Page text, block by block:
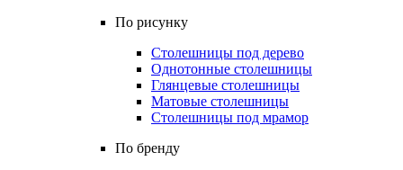
По рисунку
Столешницы под дерево
Однотонные столешницы
Глянцевые столешницы
Матовые столешницы
Столешницы под мрамор
По бренду